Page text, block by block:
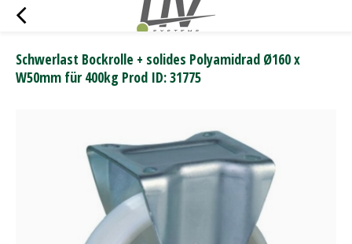
Schwerlast Bockrolle + solides Polyamidrad Ø160 x
W50mm für 400kg Prod ID: 31775